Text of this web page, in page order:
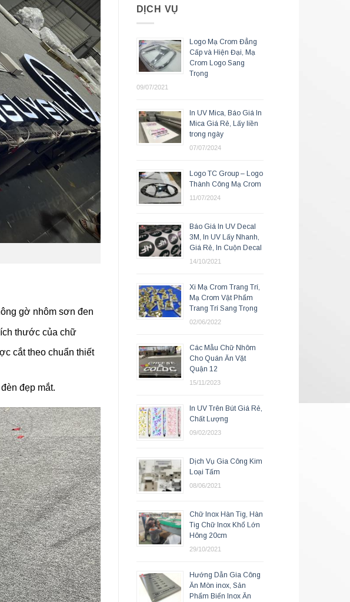
gờ nhôm sơn đen
thước của chữ
cắt theo chuẩn thiết
đẹp mắt.
DỊCH VỤ
Logo Mạ Crom Đẳng
Cấp và Hiện Đại, Mạ
Crom Logo Sang
Trọng
09/07/2021
In UV Mica, Báo Giá In
Mica Giá Rẻ, Lấy liền
trong ngày
07/07/2024
Logo TC Group – Logo
Thành Công Mạ Crom
11/07/2024
Báo Giá In UV Decal
3M, In UV Lấy Nhanh,
Giá Rẻ, In Cuộn Decal
14/10/2021
Xi Mạ Crom Trang Trí,
Mạ Crom Vật Phẩm
Trang Trí Sang Trọng
02/06/2022
Các Mẫu Chữ Nhôm
Cho Quán Ăn Vặt
Quận 12
15/11/2023
In UV Trên Bút Giá Rẻ,
Chất Lượng
09/02/2023
Dịch Vụ Gia Công Kim
Loại Tấm
08/06/2021
Chữ Inox Hàn Tig, Hàn
Tig Chữ Inox Khổ Lớn
Hông 20cm
29/10/2021
Hướng Dẫn Gia Công
Ăn Mòn inox, Sản
Phẩm Biển Inox Ăn